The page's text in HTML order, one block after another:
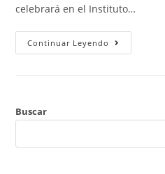
celebrará en el Instituto…
Continuar Leyendo
Buscar